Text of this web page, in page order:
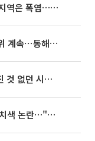
동해안은 시간당 80㎜ 폭우, 그 외 지역은 폭염…‘극과 극 날씨’
[내일 날씨] 폭염 한풀 꺾여도 무더위 계속⋯동해안 이틀 연속 비
임영웅, 어느덧 데뷔 10주년⋯"가진 것 없던 시절, 내 앞엔 20명의 팬뿐"
김희철, '뒤집힌 태극기' 지적 후 정치색 논란…"좌우 떠나 우리나라 국기"